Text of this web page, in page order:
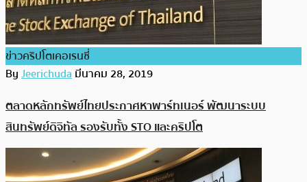
ข่าวคริปโตเคอเรนซี่
ByJeerichudaมีนาคม 28, 2019
ตลาดหลักทรัพย์ไทยประกาศหาพาร์ทเนอร์ พัฒนาระบบ
สินทรัพย์ดิจิทัล รองรับทั้ง STO และคริปโต